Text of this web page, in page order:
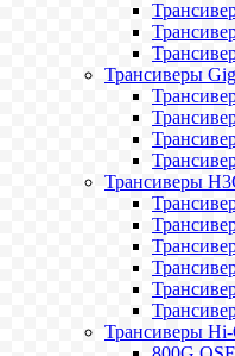
Трансиверы
Трансиверы
Трансиверы Hi-